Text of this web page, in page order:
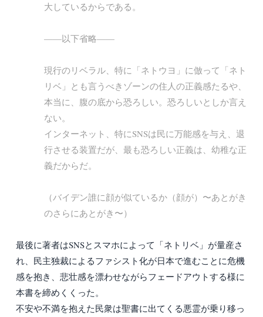
大しているからである。
——以下省略——
現行のリベラル、特に「ネトウヨ」に倣って「ネト
リベ」とも言うべきゾーンの住人の正義感たるや、
本当に、腹の底から恐ろしい。恐ろしいとしか言え
ない。
インターネット、特にSNSは民に万能感を与え、退
行させる装置だが、最も恐ろしい正義は、幼稚な正
義だからだ。
（バイデン誰に顔が似ているか（顔が）〜あとがき
のさらにあとがき〜）
最後に著者はSNSとスマホによって「ネトリベ」が量産さ
れ、民主独裁によるファシスト化が日本で進むことに危機
感を抱き、悲壮感を漂わせながらフェードアウトする様に
本書を締めくくった。
不安や不満を抱えた民衆は聖書に出てくる悪霊が乗り移っ